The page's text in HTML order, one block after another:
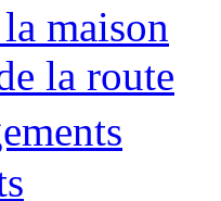
maison
la route